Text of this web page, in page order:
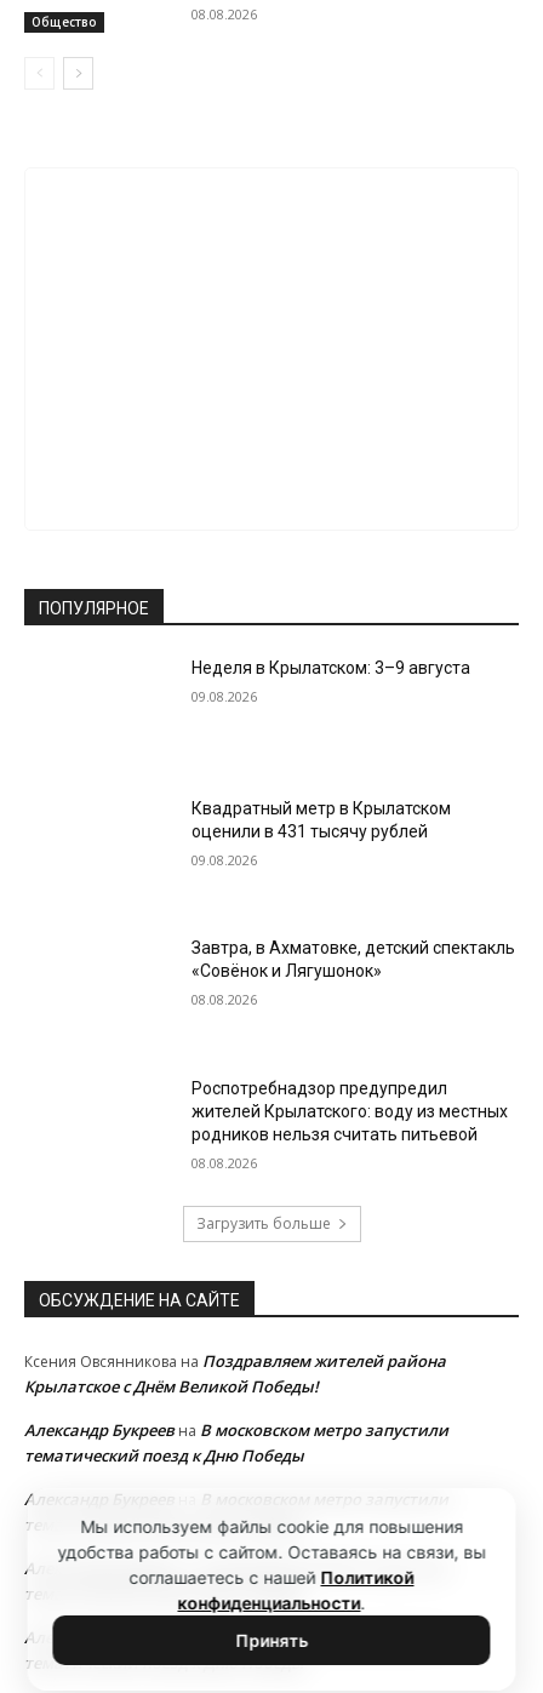
Общество 08.08.2026
ПОПУЛЯРНОЕ
Неделя в Крылатском: 3–9 августа
09.08.2026
Квадратный метр в Крылатском
оценили в 431 тысячу рублей
09.08.2026
Завтра, в Ахматовке, детский спектакль
«Совёнок и Лягушонок»
08.08.2026
Роспотребнадзор предупредил
жителей Крылатского: воду из местных
родников нельзя считать питьевой
08.08.2026
Загрузить больше
ОБСУЖДЕНИЕ НА САЙТЕ
Ксения Овсянникова на Поздравляем жителей района
Крылатское с Днём Великой Победы!
Александр Букреевна В московском метро запустили
тематический поезд к Дню Победы
Александр Букреев
В московском метро запустили
тематический поезд к Дню Победы
Александр Букреев
В московском метро запустили
тематический поезд к Дню Победы
Александр Букреев
В московском метро запустили
тематический поезд к Дню Победы
Мы используем файлы cookie для повышения
удобства работы с сайтом. Оставаясь на связи, вы
соглашаетесь с нашей Политикой
конфиденциальности.
Принять